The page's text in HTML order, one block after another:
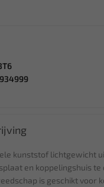
kunststof lichtgewicht
en koppelingshuis te
is geschikt voor